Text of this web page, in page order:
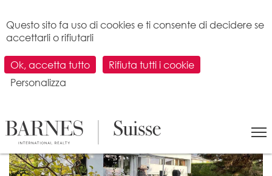
Questo sito fa uso di cookies e ti consente di decidere se
accettarli o rifiutarli
Ok, accetta tutto
Rifiuta tutti i cookie
Personalizza